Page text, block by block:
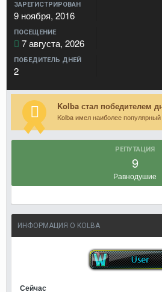
ЗАРЕГИСТРИРОВАН
9 ноября, 2016
ПОСЕЩЕНИЕ
7 августа, 2026
ПОБЕДИТЕЛЬ ДНЕЙ
2
Kolba стал победителем
Kolba имел наиболее популярный
РЕПУТАЦИЯ
9
Равнодушие
ИНФОРМАЦИЯ О KOLBA
Сейчас